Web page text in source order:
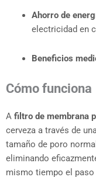
Ahorro de
electricidad en
Beneficios
Cómo funciona
A filtro de membrana
cerveza a través de
tamaño de poro
eliminando
mismo tiempo el